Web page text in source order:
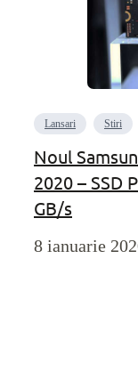
Lansari Stiri
Noul
2020 – SSD
GB/s
8 ianuarie